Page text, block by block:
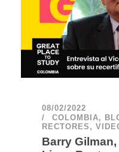
08/02/2022
COLOMBIA,
RECTORES ,
Barry